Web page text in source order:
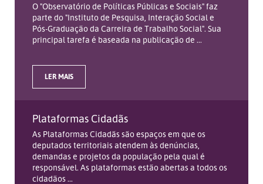
O "Observatório de Políticas Públicas e Sociais" faz
parte do "Instituto de Pesquisa, Interação Social e
Pós-Graduação da Carreira de Trabalho Social". Sua
principal tarefa é baseada na publicação de ...
LER MAIS
Plataformas Cidadãs
As Plataformas Cidadãs são espaços em que os
deputados territoriais atendem às denúncias,
demandas e projetos da população pela qual é
responsável. As plataformas estão abertas a todos os
cidadãos ...